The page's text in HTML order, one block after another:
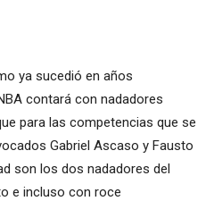
ya sucedió en años
contará con nadadores
para las competencias que se
Gabriel Ascaso y Fausto
son los dos nadadores del
e incluso con roce